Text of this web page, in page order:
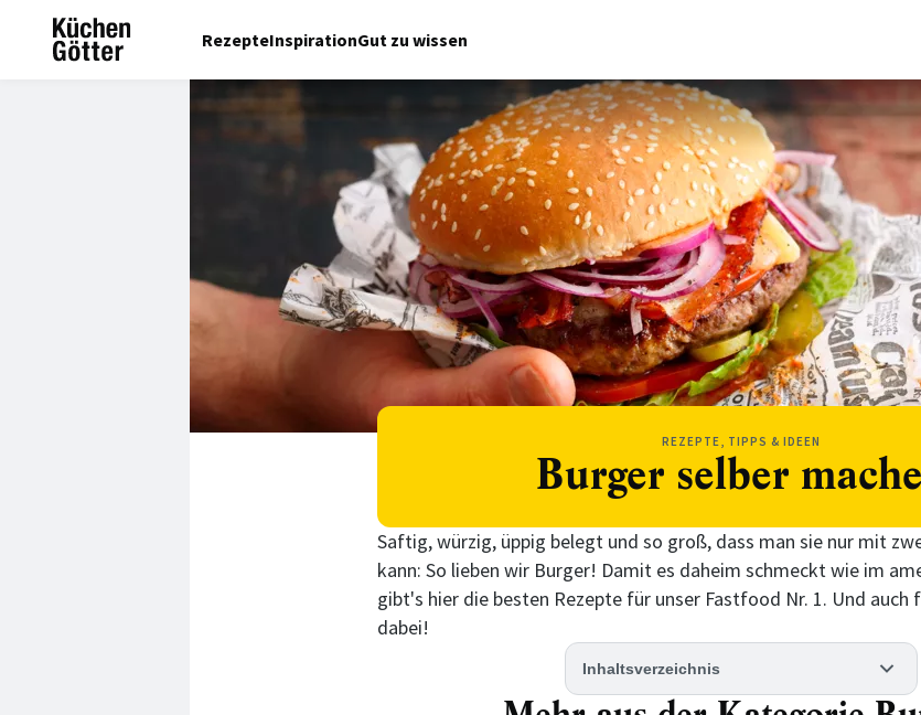
RezepteInspirationGut zu wissen
REZEPTE, TIPPS & IDEEN
Burger selber
Saftig, würzig, üppig belegt und so groß, dass man sie nur mit
kann: So lieben wir Burger! Damit es daheim schmeckt wie im
gibt's hier die besten Rezepte für unser Fastfood Nr. 1. Und auch
dabei!
Inhaltsverzeichnis